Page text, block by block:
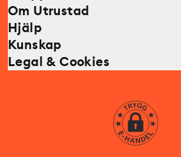
Om Utrustad
Hjälp
Kunskap
Legal & Cookies